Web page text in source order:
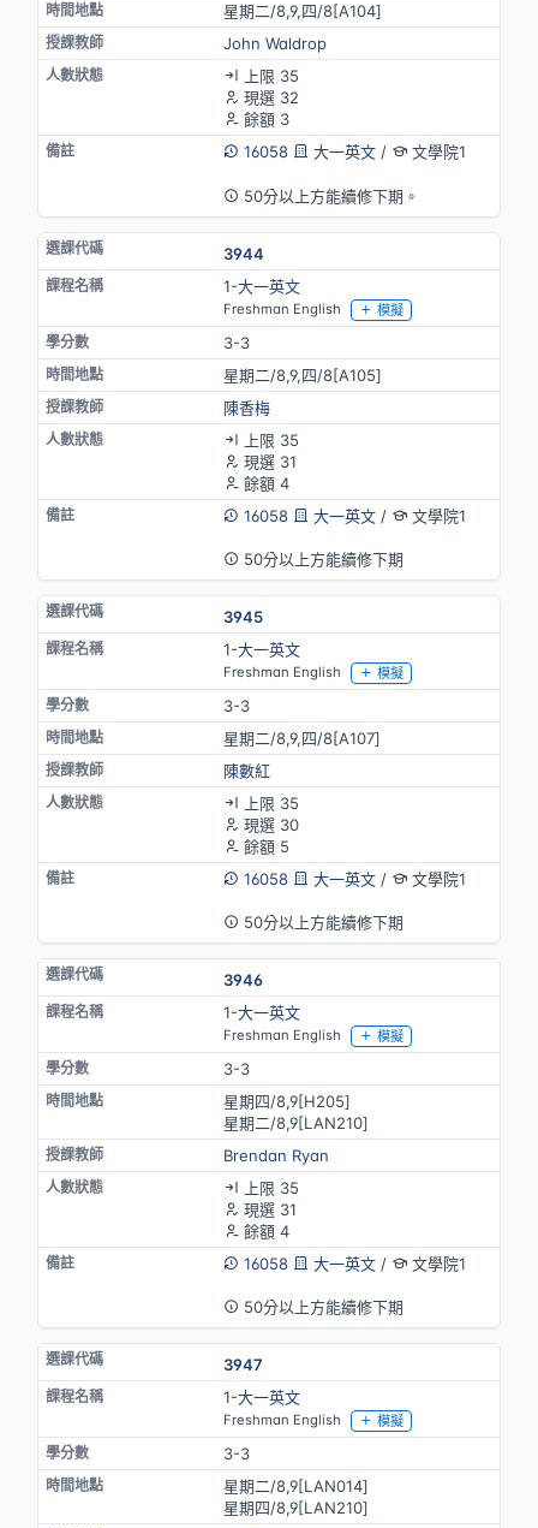
星期二/8,9,四/8[A104]
John Waldrop
上限 35
現選 32
餘額 3
16058
大一英文/ 文學院1
50分以上方能續修下期。
3944
1-大一英文
Freshman English 模擬
3-3
星期二/8,9,四/8[A105]
陳香梅
上限 35
現選 31
餘額 4
16058
大一英文/ 文學院1
50分以上方能續修下期
3945
1-大一英文
Freshman English 模擬
3-3
星期二/8,9,四/8[A107]
陳數紅
上限 35
現選 30
餘額 5
16058
大一英文/ 文學院1
50分以上方能續修下期
3946
1-大一英文
Freshman English 模擬
3-3
星期四/8,9[H205]
星期二/8,9[LAN210]
Brendan Ryan
上限 35
現選 31
餘額 4
16058
大一英文/ 文學院1
50分以上方能續修下期
3947
1-大一英文
Freshman English 模擬
3-3
星期二/8,9[LAN014]
星期四/8,9[LAN210]